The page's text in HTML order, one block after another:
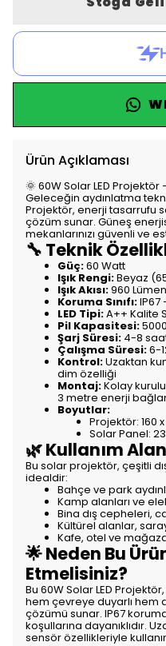
Ürün Açıklaması
🌞 60W Solar LED Projektör
Geleceğin aydınlatma
Projektör, enerji tasarrufu
çözüm sunar. Güneş
mekanlarınızı güvenli ve
🔧 Teknik
Güç:60 Watt
Işık Rengi:Beyaz
Işık Akısı:960 Lümen
Koruma Sınıfı:IP67
LED Tipi:A++ Kalite
Pil Kapasitesi:
Şarj Süresi: 4-8
Çalışma Süresi:6-
Kontrol:Uzaktan
dim özelliği
Montaj:Kolay
3 metre enerji
Boyutlar:
Projektör: 160
Solar Panel:
🌿 Kullanım
Bu solar projektör, çeşitli
idealdir:
Bahçe ve park
Kamp alanları ve
Bina dış cepheleri,
Kültürel alanlar,
Kafe, otel ve
🌟 Neden Bu
Etmelisiniz?
Bu 60W Solar LED
hem çevreye duyarlı hem
çözümü sunar. IP67
koşullarına dayanıklıdır.
sensör özellikleriyle